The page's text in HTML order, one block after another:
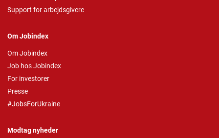
Support for arbejdsgivere
Om Jobindex
Om Jobindex
Job hos Jobindex
For investorer
Presse
#JobsForUkraine
Modtag nyheder